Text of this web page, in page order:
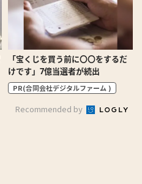
「宝くじを買う前に〇〇をするだ
けです」7億当選者が続出
PR(合同会社デジタルファーム )
Recommended by